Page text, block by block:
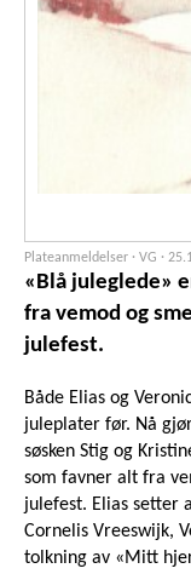
Plateanmeldelser · VG ·
«Blå juleglede»
fra vemod og
julefest.
Både Elias og
juleplater før. Nå
søsken Stig og
som favner alt fra
julefest. Elias setter
Cornelis Vreeswijk,
tolkning av «Mitt